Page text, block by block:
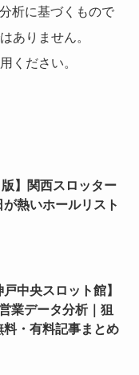
析に基づくもので
ありません。
ください。
版】関西スロッター
熱いホールリスト
戸中央スロット館】
業データ分析｜狙
料・有料記事まとめ